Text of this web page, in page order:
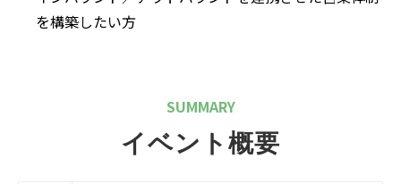
を構築したい方
SUMMARY
イベント概要